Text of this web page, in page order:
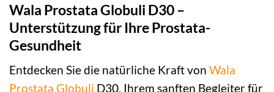
Wala Prostata Globuli D30 –
Unterstützung für Ihre Prostata-
Gesundheit
Entdecken Sie die natürliche Kraft von Wala
Prostata Globuli D30, Ihrem sanften Begleiter für